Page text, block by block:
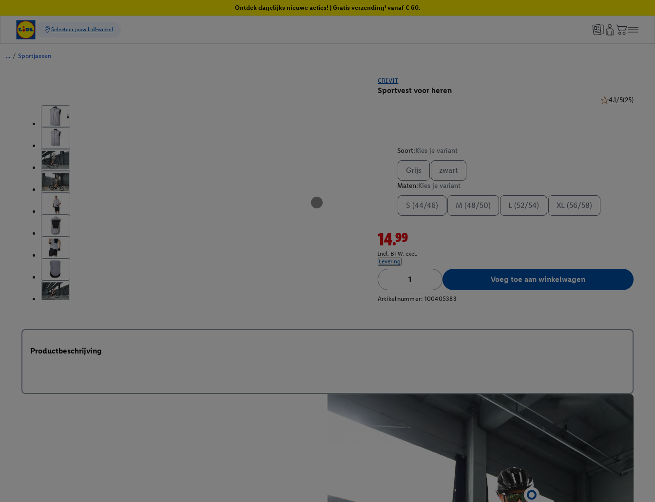
Ontdek dagelijks nieuwe acties! | Gratis verzending¹ vanaf € 60.
/ Sportjassen
CRIVIT
Sportvest voor heren
4.1/5(25)
Soort:Kies je variant
Grijs zwart
Maten:Kies je variant
S (44/46) M (48/50) L (52/54) XL (56/58)
14.99
Incl. BTW. excl.
Levering
Voeg toe aan winkelwagen
Artikelnummer: 100405383
Productbeschrijving